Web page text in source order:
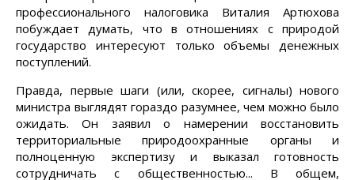
профессионального налоговика Виталия Артюхова
побуждает думать, что в отношениях с природой
государство интересуют только объемы денежных
поступлений.
Правда, первые шаги (или, скорее, сигналы) нового
министра выглядят гораздо разумнее, чем можно было
ожидать. Он заявил о намерении восстановить
территориальные природоохранные органы и
полноценную экспертизу и выказал готовность
сотрудничать с общественностью... В общем,